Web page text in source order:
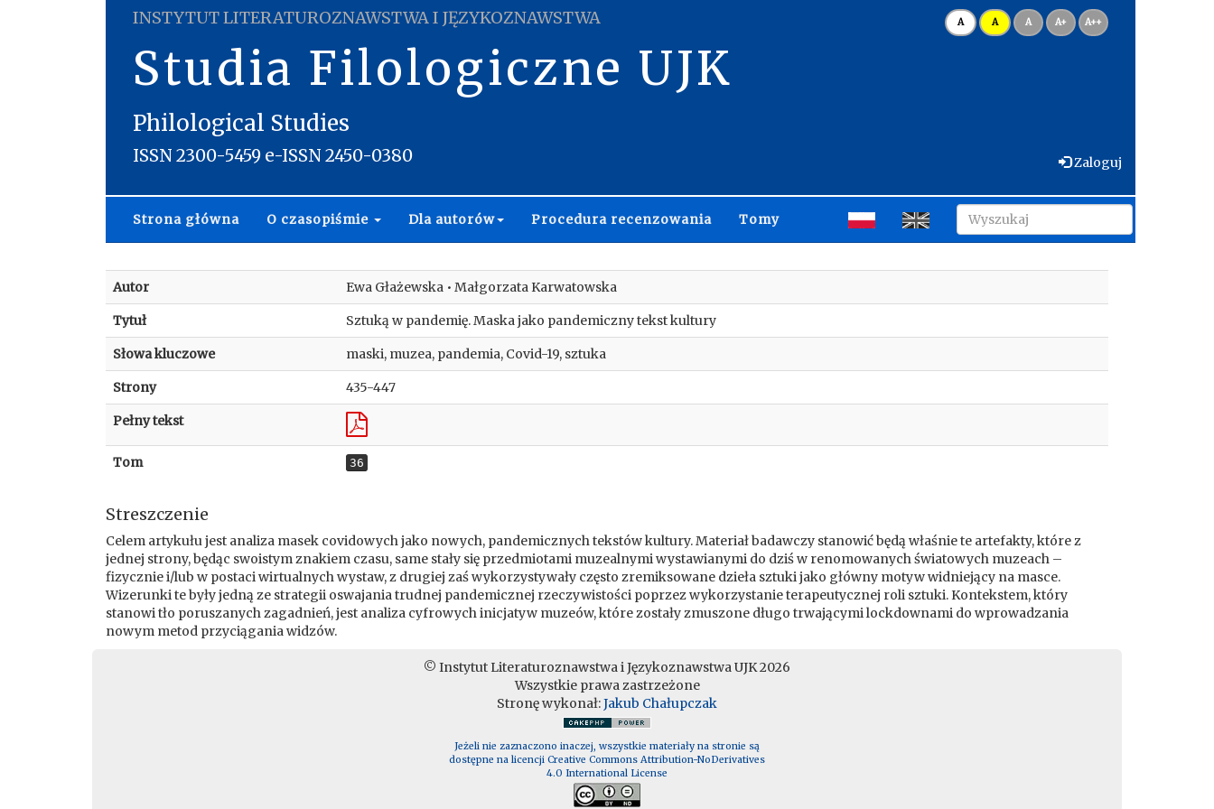
INSTYTUT LITERATUROZNAWSTWA I JĘZYKOZNAWSTWA
Studia Filologiczne UJK
Philological Studies
ISSN 2300-5459 e-ISSN 2450-0380
A A A A+ A++
Zaloguj
Strona główna O czasopiśmie Dla autorów Procedura recenzowania Tomy
Autor Ewa Głażewska • Małgorzata Karwatowska
Tytuł Sztuką w pandemię. Maska jako pandemiczny tekst kultury
Słowa kluczowe maski, muzea, pandemia, Covid-19, sztuka
Strony 435-447
Pełny tekst
Tom 36
Streszczenie
Celem artykułu jest analiza masek covidowych jako nowych, pandemicznych tekstów kultury. Materiał badawczy stanowić będą właśnie te artefakty, które z
jednej strony, będąc swoistym znakiem czasu, same stały się przedmiotami muzealnymi wystawianymi do dziś w renomowanych światowych muzeach –
fizycznie i/lub w postaci wirtualnych wystaw, z drugiej zaś wykorzystywały często zremiksowane dzieła sztuki jako główny motyw widniejący na masce.
Wizerunki te były jedną ze strategii oswajania trudnej pandemicznej rzeczywistości poprzez wykorzystanie terapeutycznej roli sztuki. Kontekstem, który
stanowi tło poruszanych zagadnień, jest analiza cyfrowych inicjatyw muzeów, które zostały zmuszone długo trwającymi lockdownami do wprowadzania
nowym metod przyciągania widzów.
© Instytut Literaturoznawstwa i Językoznawstwa UJK 2026
Wszystkie prawa zastrzeżone
Stronę wykonał:Jakub Chałupczak
Jeżeli nie zaznaczono inaczej, wszystkie materiały na stronie są
dostępne na licencji Creative Commons Attribution-NoDerivatives
4.0 International License